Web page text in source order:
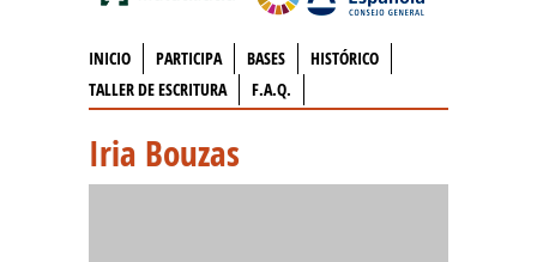
INICIO PARTICIPA BASES
HISTÓRICO
TALLER DE ESCRITURA
F.A.Q.
Iria Bouzas